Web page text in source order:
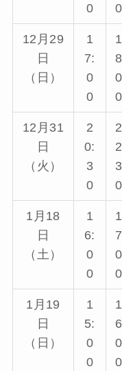
0
0
12月29
日
（日）
1
7:
0
0
1
0
0
12月31
日
（火）
2
0:
3
0
2
3
0
1月18
日
（土）
1
6:
0
0
1
0
0
1月19
日
（日）
1
5:
0
0
1
0
0